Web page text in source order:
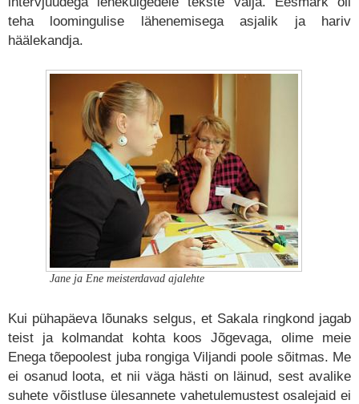
teha loomingulise lähenemisega asjalik ja hariv
häälekandja.
Jane ja Ene meisterdavad ajalehte
Kui pühapäeva lõunaks selgus, et Sakala ringkond jagab
teist ja kolmandat kohta koos Jõgevaga, olime meie
Enega tõepoolest juba rongiga Viljandi poole sõitmas. Me
ei osanud loota, et nii väga hästi on läinud, sest avalike
suhete võistluse ülesannete vahetulemustest osalejaid ei